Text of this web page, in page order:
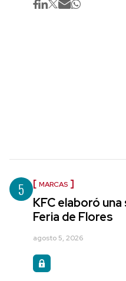
5 MARCAS
KFC elaboró
Feria de Flores
agosto 5, 2026